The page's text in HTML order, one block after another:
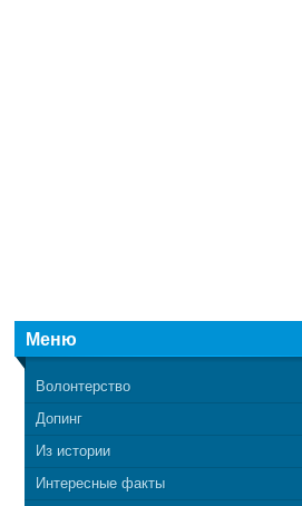
Меню
Волонтерство
Допинг
Из истории
Интересные факты